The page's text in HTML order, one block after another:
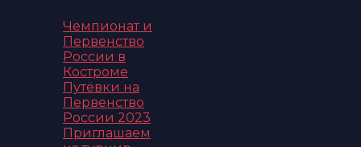
Чемпионат и
Первенство
России в
Костроме
Путёвки на
Первенство
России 2023
Приглашаем